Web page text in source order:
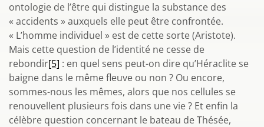
ontologie de l’être qui distingue la substance des
« accidents » auxquels elle peut être confrontée.
« L’homme individuel » est de cette sorte (Aristote).
Mais cette question de l’identité ne cesse de
rebondir[5] : en quel sens peut-on dire qu’Héraclite se
baigne dans le même fleuve ou non ? Ou encore,
sommes-nous les mêmes, alors que nos cellules se
renouvellent plusieurs fois dans une vie ? Et enfin la
célèbre question concernant le bateau de Thésée,